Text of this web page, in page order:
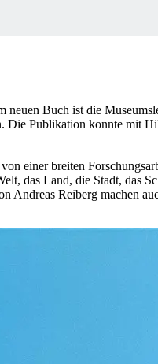
Buch ist die
Die Publikation konnte mit
einer breiten
das Land, die Stadt, das
Andreas Reiberg machen